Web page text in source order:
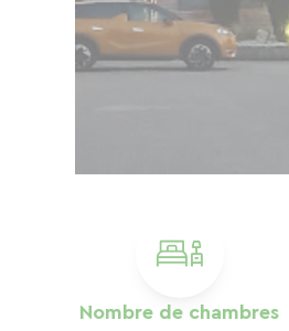
Nombre de chambres